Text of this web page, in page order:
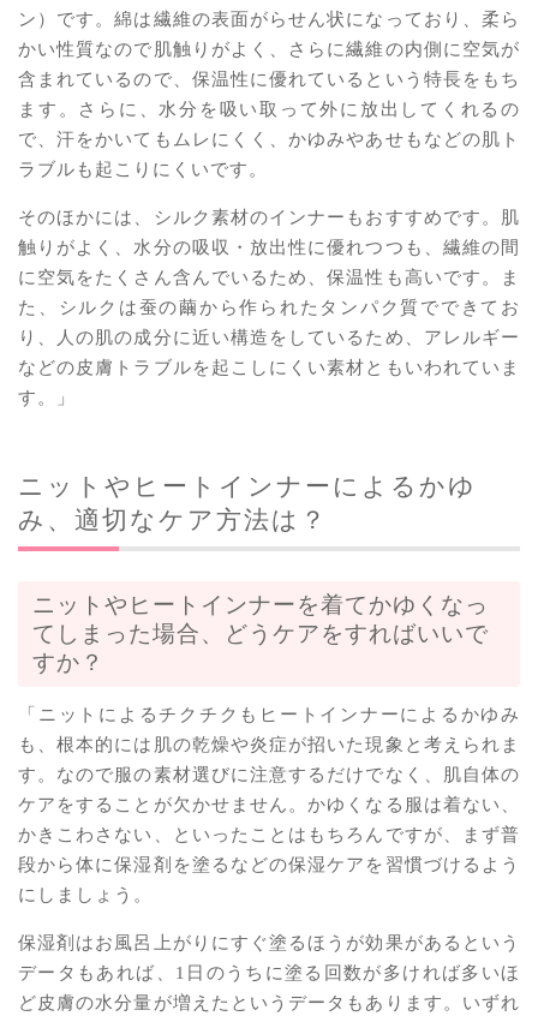
ン）です。綿は繊維の表面がらせん状になっており、柔ら
かい性質なので肌触りがよく、さらに繊維の内側に空気が
含まれているので、保温性に優れているという特長をもち
ます。さらに、水分を吸い取って外に放出してくれるの
で、汗をかいてもムレにくく、かゆみやあせもなどの肌ト
ラブルも起こりにくいです。
そのほかには、シルク素材のインナーもおすすめです。肌
触りがよく、水分の吸収・放出性に優れつつも、繊維の間
に空気をたくさん含んでいるため、保温性も高いです。ま
た、シルクは蚕の繭から作られたタンパク質でできてお
り、人の肌の成分に近い構造をしているため、アレルギー
などの皮膚トラブルを起こしにくい素材ともいわれていま
す。」
ニットやヒートインナーによるかゆ
み、適切なケア方法は？
ニットやヒートインナーを着てかゆくなっ
てしまった場合、どうケアをすればいいで
すか？
「ニットによるチクチクもヒートインナーによるかゆみ
も、根本的には肌の乾燥や炎症が招いた現象と考えられま
す。なので服の素材選びに注意するだけでなく、肌自体の
ケアをすることが欠かせません。かゆくなる服は着ない、
かきこわさない、といったことはもちろんですが、まず普
段から体に保湿剤を塗るなどの保湿ケアを習慣づけるよう
にしましょう。
保湿剤はお風呂上がりにすぐ塗るほうが効果があるという
データもあれば、1日のうちに塗る回数が多ければ多いほ
ど皮膚の水分量が増えたというデータもあります。いずれ